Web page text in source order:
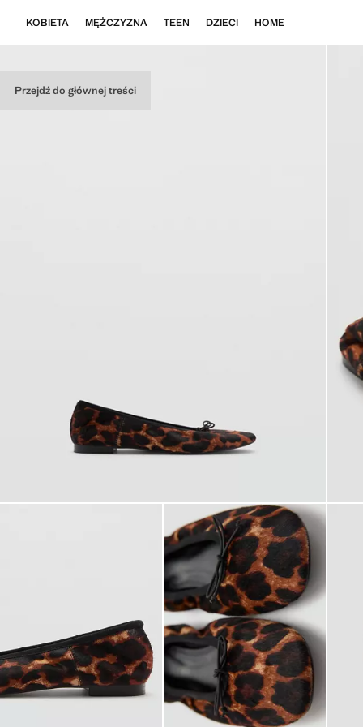
Przejdź do głównej treści
KOBIETA MĘŻCZYZNA TEEN DZIECI HOME